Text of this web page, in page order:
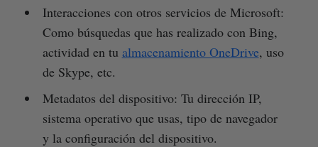
Interacciones con otros servicios de Microsoft:
Como búsquedas que has realizado con Bing,
actividad en tu almacenamiento OneDrive, uso
de Skype, etc.
Metadatos del dispositivo: Tu dirección IP,
sistema operativo que usas, tipo de navegador
y la configuración del dispositivo.